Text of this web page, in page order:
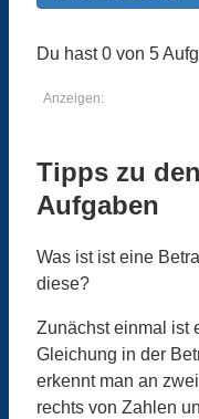
Du hast 0 von 5
Anzeigen:
Tipps zu
Aufgaben
Was ist ist eine
diese?
Zunächst einmal ist
Gleichung in der
erkennt man an
rechts von Zahlen